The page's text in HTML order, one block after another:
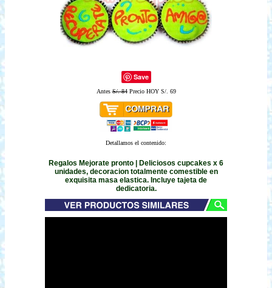
Save
AntesS/. 84Precio HOY S/. 69
Detallamos el contenido:
Regalos Mejorate pronto | Deliciosos cupcakes x 6
unidades, decoracion totalmente comestible en
exquisita masa elastica. Incluye tajeta de
dedicatoria.